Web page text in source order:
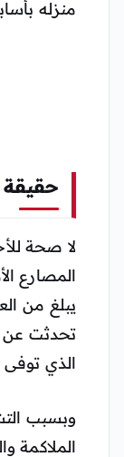
منزله
حقيقة
لا صحة
المصارع
تحدثت عن
الذي توفى عن
وبسبب
الملاكمة